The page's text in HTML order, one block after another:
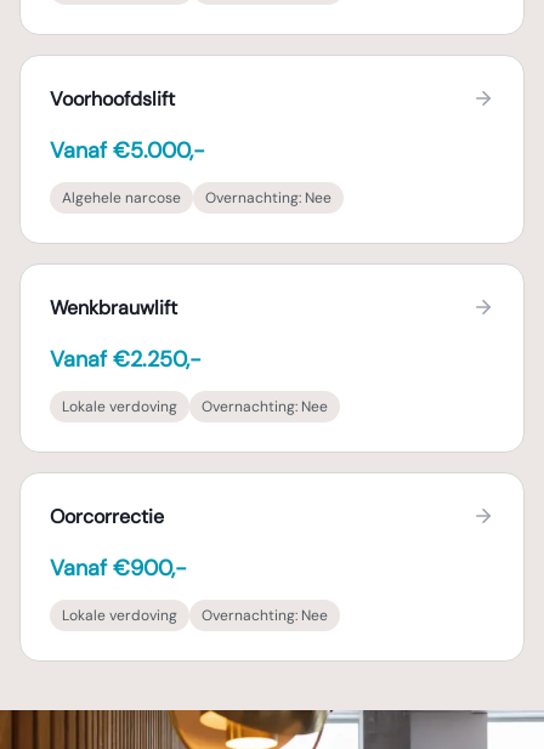
Voorhoofdslift
Vanaf €5.000,-
Algehele narcose Overnachting: Nee
Wenkbrauwlift
Vanaf €2.250,-
Lokale verdoving Overnachting: Nee
Oorcorrectie
Vanaf €900,-
Lokale verdoving Overnachting: Nee